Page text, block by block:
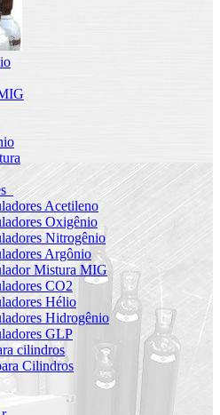
Acetileno
Oxigênio
Nitrogênio
Argônio
Mistura MIG
CO2
Hélio
Hidrogênio
GLP
cilindros
Cilindros